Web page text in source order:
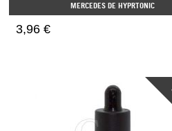
MERCEDES DE HYPRTONIC
3,96 €